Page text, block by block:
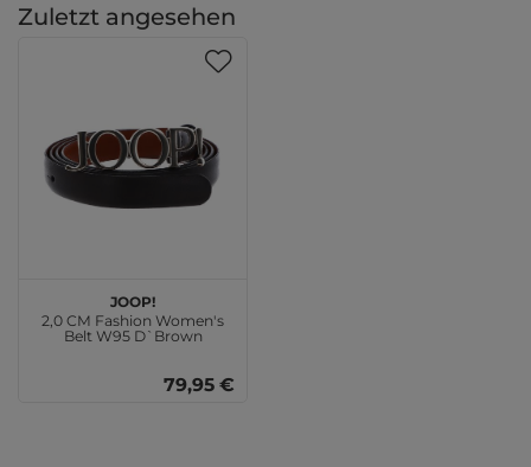
Zuletzt angesehen
JOOP!
2,0 CM Fashion Women's
Belt W95 D`Brown
79,95 €